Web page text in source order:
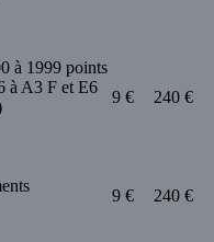
à 1999 points
à A3 F et E6
9 € 240 €
9 € 240 €